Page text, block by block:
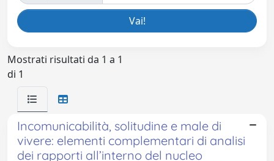
Mostrati risultati da 1 a 1
di 1
Incomunicabilità, solitudine e male di
vivere: elementi complementari di analisi
dei rapporti all’interno del nucleo